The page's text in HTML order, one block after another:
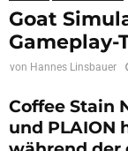
Goat
Gameplay-
von Hannes Linsbauer
Coffee Stain
und PLAION